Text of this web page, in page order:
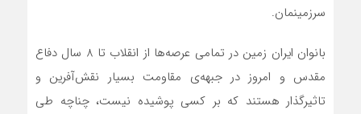
سرزمینمان.
بانوان ایران زمین در تمامی عرصه‌ها از انقلاب تا 8 سال دفاع
مقدس و امروز در جبهه‌ی مقاومت بسیار نقش‌آفرین و
تاثیرگذار هستند که بر کسی پوشیده نیست، چناچه طی